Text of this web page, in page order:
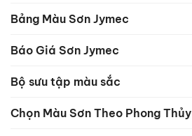
Bảng Màu Sơn Jymec
Báo Giá Sơn Jymec
Bộ sưu tập màu sắc
Chọn Màu Sơn Theo Phong Thủy